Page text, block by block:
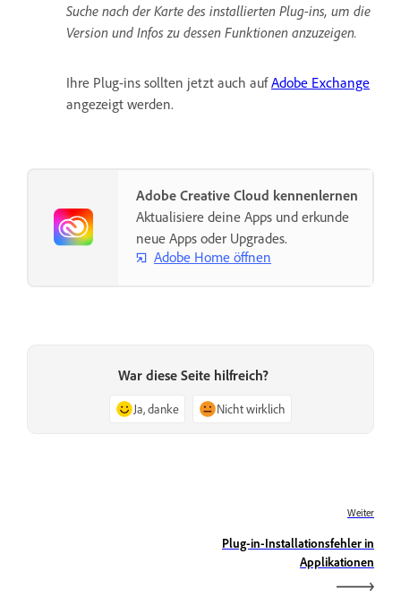
Suche nach der Karte des installierten Plug-ins, um die
Version und Infos zu dessen Funktionen anzuzeigen.
Ihre Plug-ins sollten jetzt auch aufAdobe Exchange
angezeigt werden.
Adobe Creative Cloud kennenlernen
Aktualisiere deine Apps und erkunde
neue Apps oder Upgrades.
Adobe Home öffnen
War diese Seite hilfreich?
Ja, danke Nicht wirklich
Weiter
Plug-in-Installationsfehler in
Applikationen